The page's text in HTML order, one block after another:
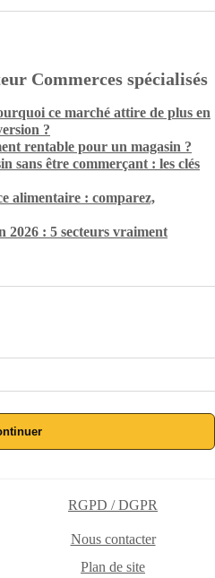
Commerces spécialisés
ce marché attire de plus en
?
rentable pour un magasin ?
sans être commerçant : les clés
alimentaire : comparez,
2026 : 5 secteurs vraiment
RGPD / DGPR
Nous contacter
Plan de site